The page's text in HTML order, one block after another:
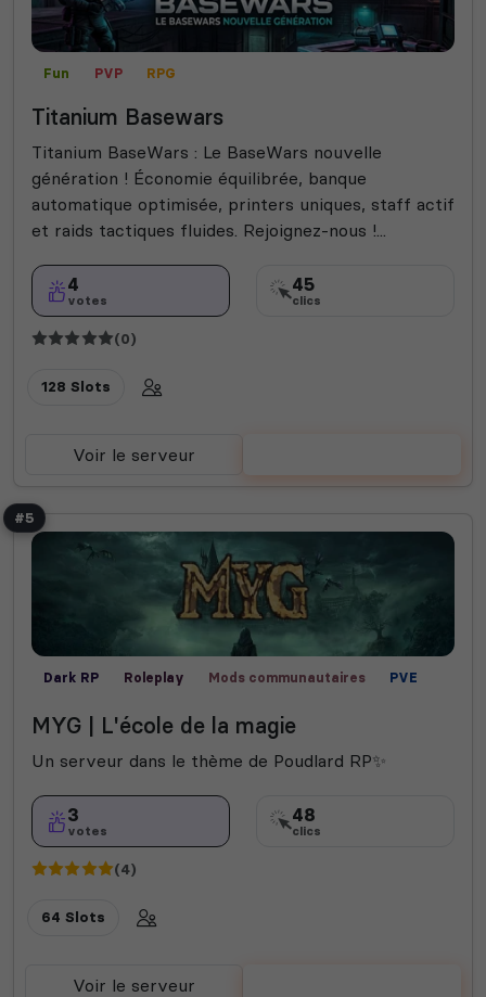
Fun PVP RPG
Titanium Basewars
Titanium BaseWars : Le BaseWars nouvelle
génération ! Économie équilibrée, banque
automatique optimisée, printers uniques, staff actif
et raids tactiques fluides. Rejoignez-nous !...
4
votes
45
clics
(0)
128 Slots
Voir le serveur
#5
Dark RP Roleplay Mods communautaires
PVE
MYG | L'école de la magie
Un serveur dans le thème de Poudlard RP✨
3
votes
48
clics
(4)
64 Slots
Voir le serveur